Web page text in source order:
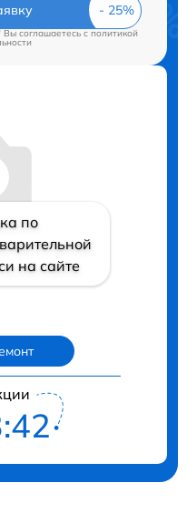
Вы соглашаетесь cполитикой
по
на сайте